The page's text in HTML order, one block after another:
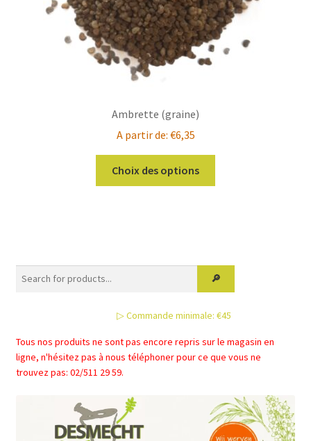
Ambrette (graine)
A partir de: €6,35
Choix des options
options
peuvent
choisies
sur
la
produit
▷ Commande minimale: €45
Tous nos produits ne sont pas encore repris sur le magasin en
ligne, n'hésitez pas à nous téléphoner pour ce que vous ne
trouvez pas: 02/511 29 59.